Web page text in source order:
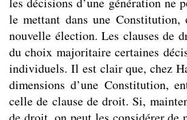
le mettant dans une
nouvelle élection. Les clauses de
du choix majoritaire certaines
individuels. Il est clair que, chez
dimensions d’une Constitution,
celle de clause de droit. Si,